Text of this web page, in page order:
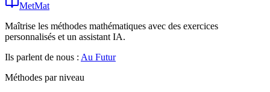
MetMat
Maîtrise les méthodes mathématiques avec des exercices
personnalisés et un assistant IA.
Ils parlent de nous : Au Futur
Méthodes par niveau